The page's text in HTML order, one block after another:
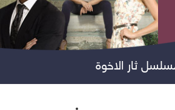
ثار الاخوة